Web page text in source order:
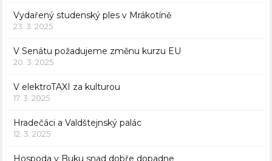
Vydařený studenský ples v Mrákotíně
23. 3. 2025
V Senátu požadujeme změnu kurzu EU
20. 3. 2025
V elektroTAXI za kulturou
17. 3. 2025
Hradečáci a Valdštejnský palác
12. 3. 2025
Hospoda v Buku snad dobře dopadne